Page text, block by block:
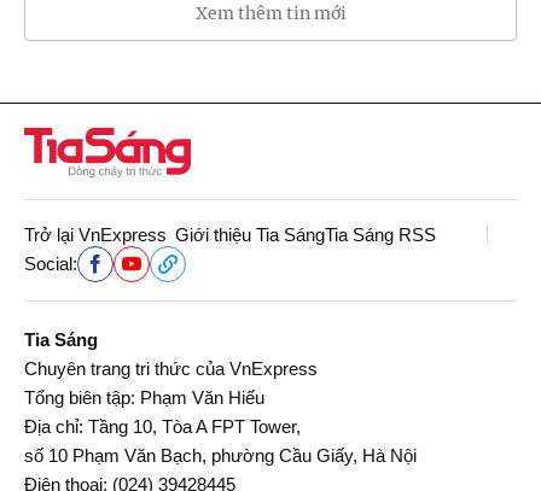
Xem thêm tin mới
Trở lại VnExpress Giới thiệu Tia SángTia Sáng RSS
Social:
Tia Sáng
Chuyên trang tri thức của VnExpress
Tổng biên tập: Phạm Văn Hiếu
Địa chỉ: Tầng 10, Tòa A FPT Tower,
số 10 Phạm Văn Bạch, phường Cầu Giấy, Hà Nội
Điện thoại: (024) 39428445